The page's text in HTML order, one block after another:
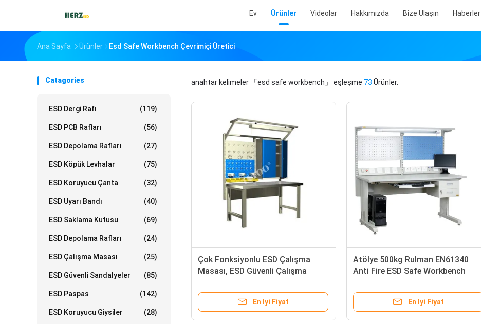
Ev Ürünler Videolar Hakkımızda Bize Ulaşın Haberler
Ana Sayfa Ürünler Esd Safe Workbench Çevrimiçi Üretici
Catagories
ESD Dergi Rafı (119)
ESD PCB Rafları (56)
ESD Depolama Rafları (27)
ESD Köpük Levhalar (75)
ESD Koruyucu Çanta (32)
ESD Uyarı Bandı (40)
ESD Saklama Kutusu (69)
ESD Depolama Rafları (24)
ESD Çalışma Masası (25)
ESD Güvenli Sandalyeler (85)
ESD Paspas (142)
ESD Koruyucu Giysiler (28)
anahtar kelimeler 「esd safe workbench」 eşleşme 73 Ürünler.
Çok Fonksiyonlu ESD Çalışma
Masası, ESD Güvenli Çalışma
Mevcuttur
En Iyi Fiyat
Atölye 500kg Rulman EN61340
Anti Fire ESD Safe Workbench
En Iyi Fiyat